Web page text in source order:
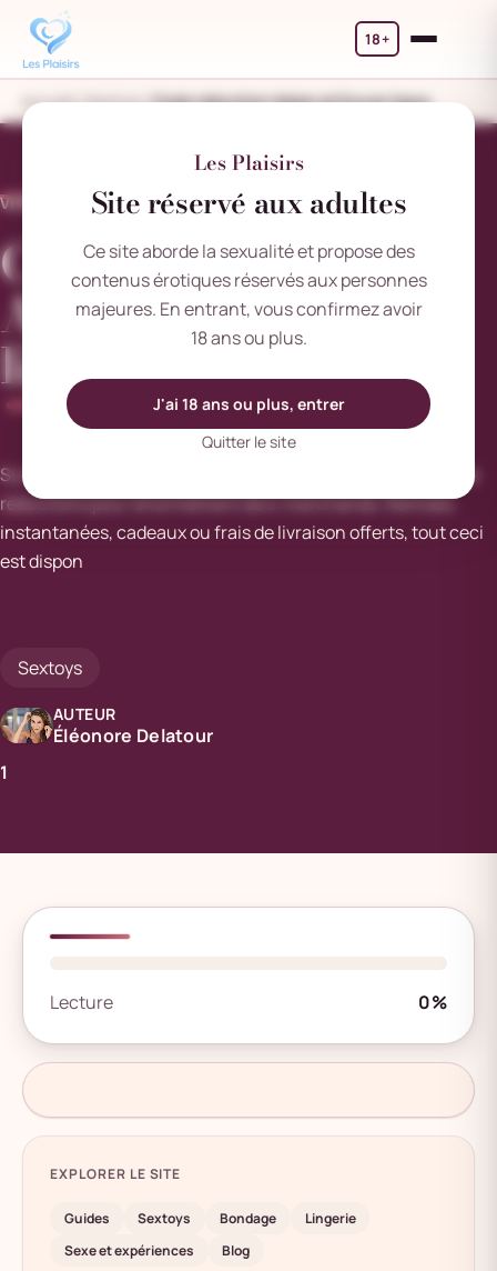
18+
Les Plaisirs
Site réservé aux adultes
Ce site aborde la sexualité et propose des
contenus érotiques réservés aux personnes
majeures. En entrant, vous confirmez avoir
18 ans ou plus.
J'ai 18 ans ou plus, entrer
Quitter le site
Accueil Sextoys Code réduction Adam et Eve en ligne
VENDREDI 1 FÉVRIER 2019
Code réduction
Adam et Eve en
ligne
Sur le site de Bazando.fr vous pourrez dénicher des bons de
réductions pour énormément de e-marchands. Remises
instantanées, cadeaux ou frais de livraison offerts, tout ceci
est dispon
Sextoys
AUTEUR
Éléonore Delatour
1
Lecture 0%
EXPLORER LE SITE
Guides Sextoys Bondage
Lingerie
Sexe et expériences
Blog